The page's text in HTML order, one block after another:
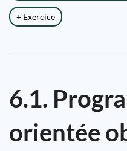
+ Exercice
6.1.
orientée